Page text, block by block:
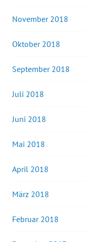
November 2018
Oktober 2018
September 2018
Juli 2018
Juni 2018
Mai 2018
April 2018
März 2018
Februar 2018